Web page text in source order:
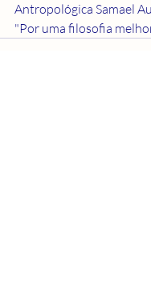
Antropológica Samael
"Por uma filosofia